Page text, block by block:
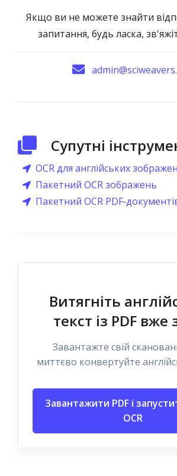
Якщо ви не можете знайти
запитання, будь ласка,
Супутні
OCR для англійських
Пакетний OCR зображень
Пакетний OCR
Витягніть
текст із PDF вже
Завантажте свій
миттєво конвертуйте
Завантажити PDF і
OCR